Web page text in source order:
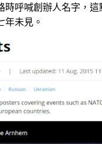
時呼喊創辦人名字，
未見。